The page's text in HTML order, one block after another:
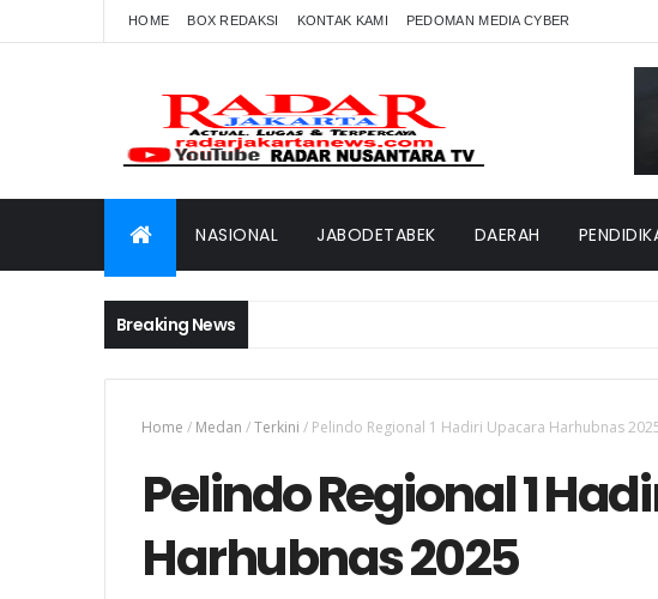
HOME BOX REDAKSI KONTAK KAMI PEDOMAN MEDIA CYBER
NASIONAL JABODETABEK DAERAH
Breaking News
Home / Medan /Terkini / Pelindo Regional 1 Hadiri Upacara Harhubnas
Pelindo Regional 1
Harhubnas 2025